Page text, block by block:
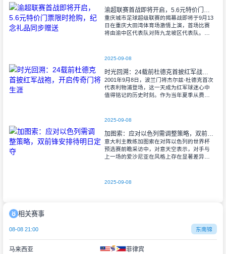
渝超联赛首战即将开启，5.6元特价门票限时抢购，纪念礼品同步赠送
重庆城市足球超级联赛的揭幕战即将于9月13
日在重庆大田湾体育场激情上演，首场比赛
将由渝中区代表队对阵九龙坡区代表队。据
2025-09-08
时光回溯：24载前杜德克首披红军战袍，开启传奇门将生涯
2001年9月8日，波兰门将杰尔兹-杜德克首次
代表利物浦登场，这一天成为红军球迷心中
值得铭记的历史时刻。作为当年夏季从费耶
2025-09-08
加图索：应对以色列需调整策略，双前锋安排待明日定夺
意大利主教练加图索在对阵以色列的世界杯
预选赛前瞻采访中，对意天空表示，对手与
上一场的爱沙尼亚在风格上存在显著差异。
出色的
2025-09-08
相关赛事
08-08 21:00 东南锦
马来西亚 菲律宾